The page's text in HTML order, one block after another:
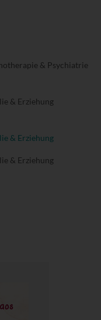
& Psychiatrie
& Erziehung
& Erziehung
& Erziehung